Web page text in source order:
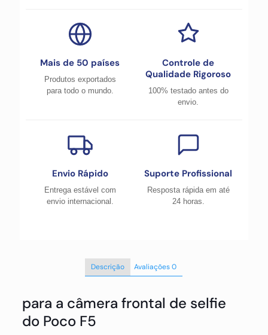
Mais de 50 países
Produtos exportados
para todo o mundo.
Controle de
Qualidade Rigoroso
100% testado antes do
envio.
Envio Rápido
Entrega estável com
envio internacional.
Suporte Profissional
Resposta rápida em até
24 horas.
Descrição Avaliações0
para a câmera frontal de selfie
do Poco F5